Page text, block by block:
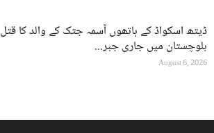
ڈیتھ اسکواڈ کے ہاتھوں آسمہ جتک کے والد کا قتل
بلوچستان میں جاری جبر...
August 6, 2026